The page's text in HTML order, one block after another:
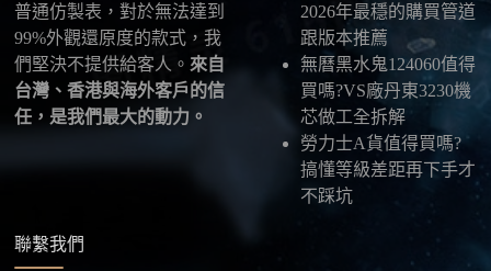
普通仿製表，對於無法達到
99%外觀還原度的款式，我
們堅決不提供給客人。 來自
台灣、香港與海外客戶的信
任，是我們最大的動力。
2026年最穩的購買管道
跟版本推薦
無曆黑水鬼124060值得
買嗎?VS廠丹東3230機
芯做工全拆解
勞力士A貨值得買嗎?
搞懂等級差距再下手才
不踩坑
聯繫我們